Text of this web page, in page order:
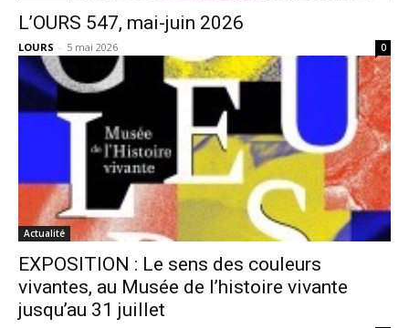
L’OURS 547, mai-juin 2026
LOURS - 5 mai 2026 0
Actualité
EXPOSITION : Le sens des couleurs
vivantes, au Musée de l’histoire vivante
jusqu’au 31 juillet